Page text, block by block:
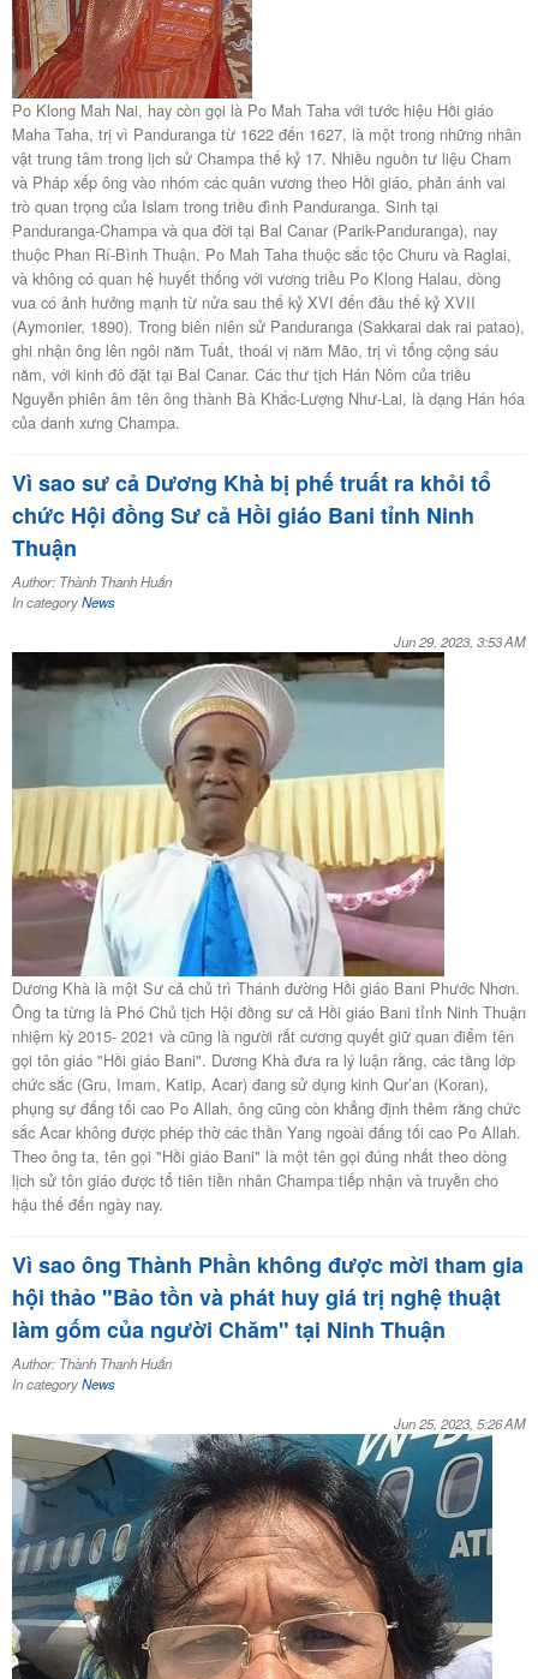
Po Klong Mah Nai, hay còn gọi là Po Mah Taha với tước hiệu Hồi giáo
Maha Taha, trị vì Panduranga từ 1622 đến 1627, là một trong những nhân
vật trung tâm trong lịch sử Champa thế kỷ 17. Nhiều nguồn tư liệu Cham
và Pháp xếp ông vào nhóm các quân vương theo Hồi giáo, phản ánh vai
trò quan trọng của Islam trong triều đình Panduranga. Sinh tại
Panduranga-Champa và qua đời tại Bal Canar (Parik-Panduranga), nay
thuộc Phan Rí-Bình Thuận. Po Mah Taha thuộc sắc tộc Churu và Raglai,
và không có quan hệ huyết thống với vương triều Po Klong Halau, dòng
vua có ảnh hưởng mạnh từ nửa sau thế kỷ XVI đến đầu thế kỷ XVII
(Aymonier, 1890). Trong biên niên sử Panduranga (Sakkarai dak rai patao),
ghi nhận ông lên ngôi năm Tuất, thoái vị năm Mão, trị vì tổng cộng sáu
năm, với kinh đô đặt tại Bal Canar. Các thư tịch Hán Nôm của triều
Nguyễn phiên âm tên ông thành Bà Khắc-Lượng Như-Lai, là dạng Hán hóa
của danh xưng Champa.
Vì sao sư cả Dương Khà bị phế truất ra khỏi tổ
chức Hội đồng Sư cả Hồi giáo Bani tỉnh Ninh
Thuận
Author: Thành Thanh Huấn
In categoryNews
Jun 29, 2023, 3:53 AM
Dương Khà là một Sư cả chủ trì Thánh đường Hồi giáo Bani Phước Nhơn.
Ông ta từng là Phó Chủ tịch Hội đồng sư cả Hồi giáo Bani tỉnh Ninh Thuận
nhiệm kỳ 2015- 2021 và cũng là người rất cương quyết giữ quan điểm tên
gọi tôn giáo "Hồi giáo Bani". Dương Khà đưa ra lý luận rằng, các tầng lớp
chức sắc (Gru, Imam, Katip, Acar) đang sử dụng kinh Qur’an (Koran),
phụng sự đấng tối cao Po Allah, ông cũng còn khẳng định thêm rằng chức
sắc Acar không được phép thờ các thần Yang ngoài đấng tối cao Po Allah.
Theo ông ta, tên gọi "Hồi giáo Bani" là một tên gọi đúng nhất theo dòng
lịch sử tôn giáo được tổ tiên tiền nhân Champa tiếp nhận và truyền cho
hậu thế đến ngày nay.
Vì sao ông Thành Phần không được mời tham gia
hội thảo "Bảo tồn và phát huy giá trị nghệ thuật
làm gốm của người Chăm" tại Ninh Thuận
Author: Thành Thanh Huấn
In categoryNews
Jun 25, 2023, 5:26 AM